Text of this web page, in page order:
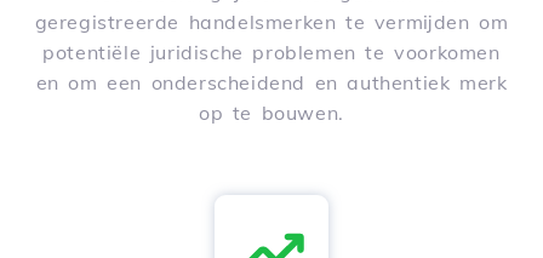
geregistreerde handelsmerken te vermijden om
potentiële juridische problemen te voorkomen
en om een onderscheidend en authentiek merk
op te bouwen.